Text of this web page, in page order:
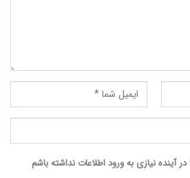
آینده نیازی به ورود اطلاعات نداشته باشم